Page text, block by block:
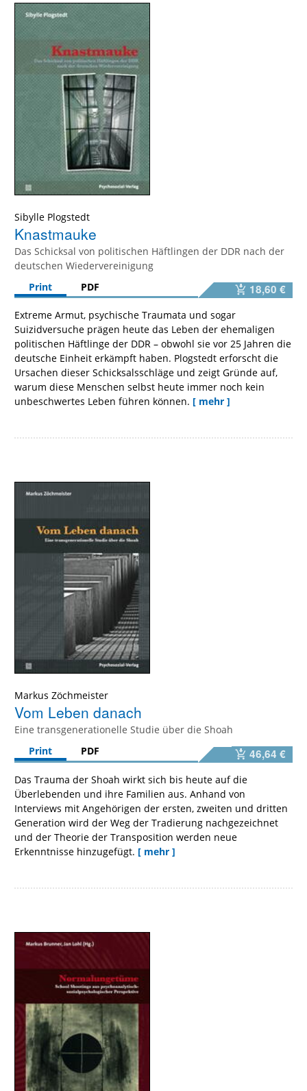
Sibylle Plogstedt
Knastmauke
Das Schicksal von politischen Häftlingen der DDR nach der
deutschen Wiedervereinigung
Print
PDF 18,60 €
Extreme Armut, psychische Traumata und sogar
Suizidversuche prägen heute das Leben der ehemaligen
politischen Häftlinge der DDR – obwohl sie vor 25 Jahren die
deutsche Einheit erkämpft haben. Plogstedt erforscht die
Ursachen dieser Schicksalsschläge und zeigt Gründe auf,
warum diese Menschen selbst heute immer noch kein
unbeschwertes Leben führen können. [ mehr ]
Markus Zöchmeister
Vom Leben danach
Eine transgenerationelle Studie über die Shoah
Print
PDF 46,64 €
Das Trauma der Shoah wirkt sich bis heute auf die
Überlebenden und ihre Familien aus. Anhand von
Interviews mit Angehörigen der ersten, zweiten und dritten
Generation wird der Weg der Tradierung nachgezeichnet
und der Theorie der Transposition werden neue
Erkenntnisse hinzugefügt. [ mehr ]